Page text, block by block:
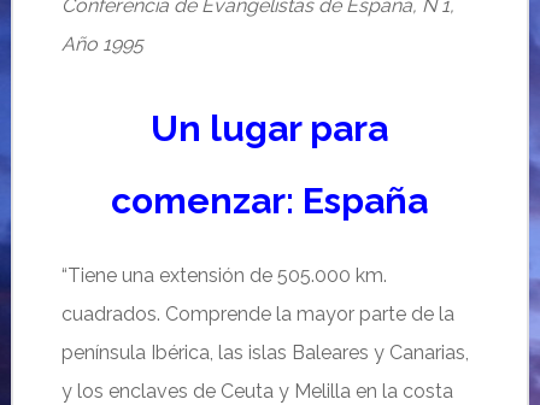
Conferencia de Evangelistas de España, N 1,
Año 1995
Un lugar para
comenzar: España
“Tiene una extensión de 505.000 km.
cuadrados. Comprende la mayor parte de la
península Ibérica, las islas Baleares y Canarias,
y los enclaves de Ceuta y Melilla en la costa